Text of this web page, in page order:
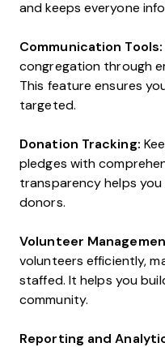
and keeps everyone
Communication Tools:
congregation through
This feature ensures
targeted.
Donation Tracking:
pledges with
transparency helps you
donors.
Volunteer
volunteers efficiently,
staffed. It helps you
community.
Reporting and